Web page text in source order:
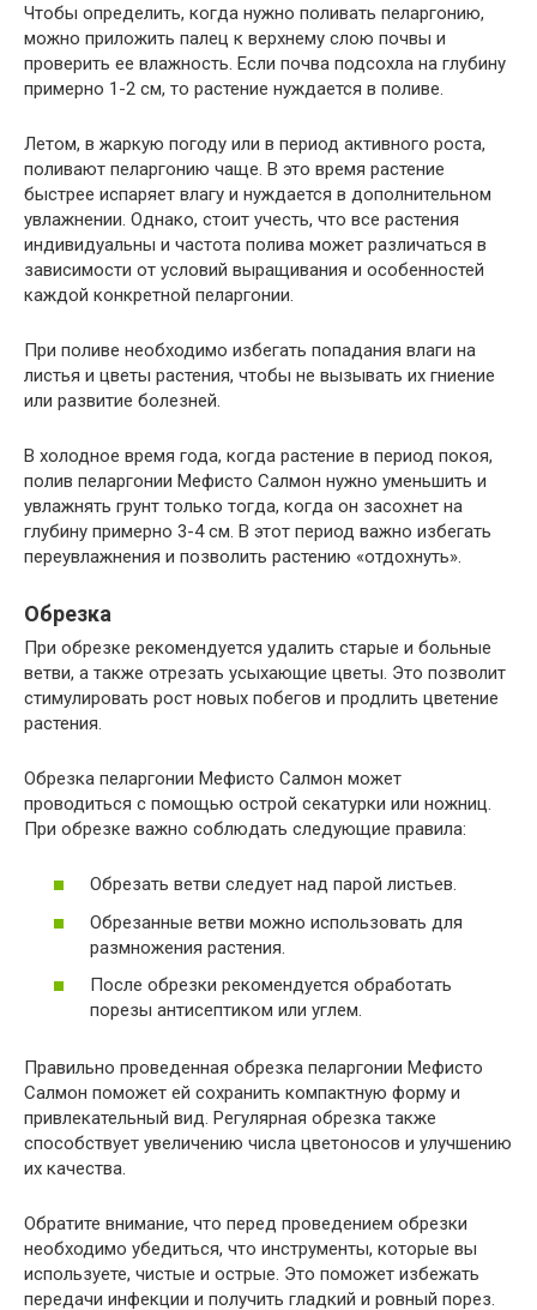
Чтобы определить, когда нужно поливать пеларгонию,
можно приложить палец к верхнему слою почвы и
проверить ее влажность. Если почва подсохла на глубину
примерно 1-2 см, то растение нуждается в поливе.
Летом, в жаркую погоду или в период активного роста,
поливают пеларгонию чаще. В это время растение
быстрее испаряет влагу и нуждается в дополнительном
увлажнении. Однако, стоит учесть, что все растения
индивидуальны и частота полива может различаться в
зависимости от условий выращивания и особенностей
каждой конкретной пеларгонии.
При поливе необходимо избегать попадания влаги на
листья и цветы растения, чтобы не вызывать их гниение
или развитие болезней.
В холодное время года, когда растение в период покоя,
полив пеларгонии Мефисто Салмон нужно уменьшить и
увлажнять грунт только тогда, когда он засохнет на
глубину примерно 3-4 см. В этот период важно избегать
переувлажнения и позволить растению «отдохнуть».
Обрезка
При обрезке рекомендуется удалить старые и больные
ветви, а также отрезать усыхающие цветы. Это позволит
стимулировать рост новых побегов и продлить цветение
растения.
Обрезка пеларгонии Мефисто Салмон может
проводиться с помощью острой секатурки или ножниц.
При обрезке важно соблюдать следующие правила:
Обрезать ветви следует над парой листьев.
Обрезанные ветви можно использовать для
размножения растения.
После обрезки рекомендуется обработать
порезы антисептиком или углем.
Правильно проведенная обрезка пеларгонии Мефисто
Салмон поможет ей сохранить компактную форму и
привлекательный вид. Регулярная обрезка также
способствует увеличению числа цветоносов и улучшению
их качества.
Обратите внимание, что перед проведением обрезки
необходимо убедиться, что инструменты, которые вы
используете, чистые и острые. Это поможет избежать
передачи инфекции и получить гладкий и ровный порез.